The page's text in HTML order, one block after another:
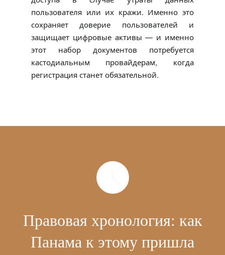
пользователя или их кражи. Именно это
сохраняет доверие пользователей и
защищает цифровые активы — и именно
этот набор документов потребуется
кастодиальным провайдерам, когда
регистрация станет обязательной.
Правовая хронология: как
Панама к этому пришла